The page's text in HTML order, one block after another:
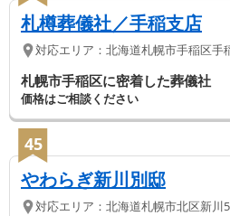
札樽葬儀社／手稲支店
対応エリア： 北海道札幌市手稲区手
札幌市手稲区に密着した葬儀社
価格はご相談ください
45
やわらぎ新川別邸
対応エリア： 北海道札幌市北区新川